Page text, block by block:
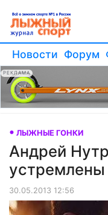
Новости Форум
РЕКЛАМА
ЛЫЖНЫЕ ГОНКИ
Андрей
устремлены
30.05.2013 12:56